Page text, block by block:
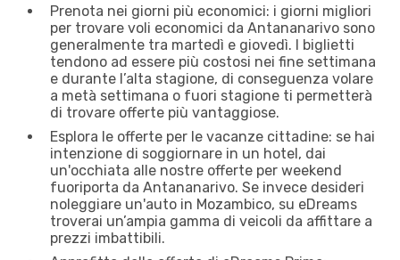
Prenota nei giorni più economici: i giorni migliori
per trovare voli economici da Antananarivo sono
generalmente tra martedì e giovedì. I biglietti
tendono ad essere più costosi nei fine settimana
e durante l’alta stagione, di conseguenza volare
a metà settimana o fuori stagione ti permetterà
di trovare offerte più vantaggiose.
Esplora le offerte per le vacanze cittadine: se hai
intenzione di soggiornare in un hotel, dai
un'occhiata alle nostre offerte per weekend
fuoriporta da Antananarivo. Se invece desideri
noleggiare un'auto in Mozambico, su eDreams
troverai un’ampia gamma di veicoli da affittare a
prezzi imbattibili.